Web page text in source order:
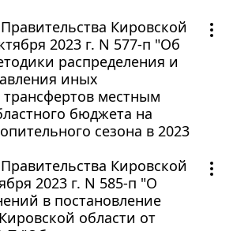
Кировской
2023 г. N 577-п "Об
распределения и
иных
местным
бюджета на
сезона в 2023
Кировской
2023 г. N 585-п "О
в постановление
области от